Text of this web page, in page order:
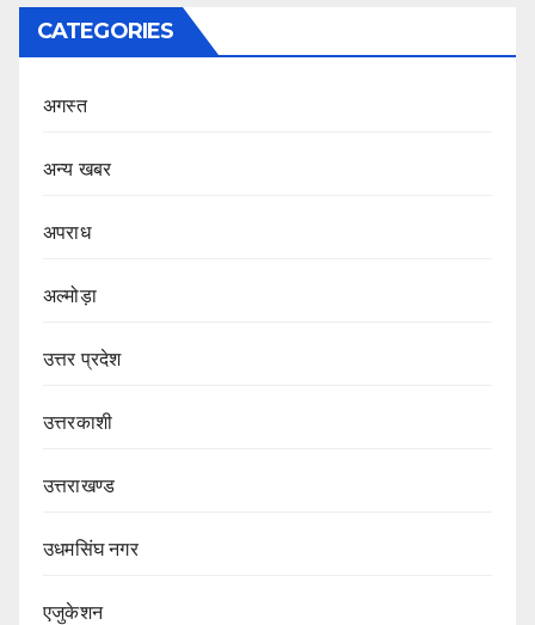
CATEGORIES
अगस्त
अन्य खबर
अपराध
अल्मोड़ा
उत्तर प्रदेश
उत्तरकाशी
उत्तराखण्ड
उधमसिंघ नगर
एजुकेशन